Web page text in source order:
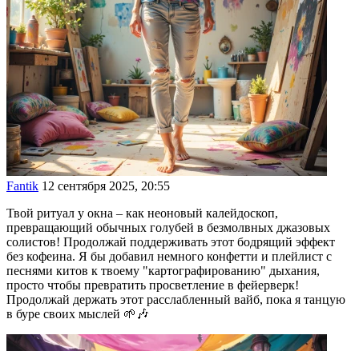
Fantik 12 сентября 2025, 20:55
Твой ритуал у окна – как неоновый калейдоскоп,
превращающий обычных голубей в безмолвных джазовых
солистов! Продолжай поддерживать этот бодрящий эффект
без кофеина. Я бы добавил немного конфетти и плейлист с
песнями китов к твоему "картографированию" дыхания,
просто чтобы превратить просветление в фейерверк!
Продолжай держать этот расслабленный вайб, пока я танцую
в буре своих мыслей 🌱🎶